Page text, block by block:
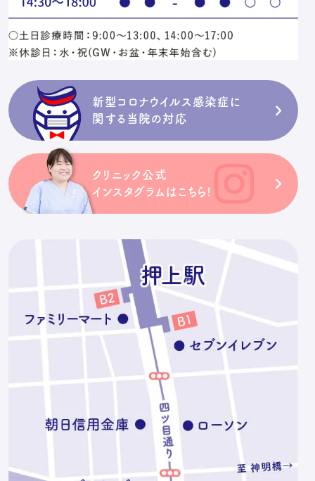
新型コロナウイルス感染症に
関する当院の対応
クリニック公式
インスタグラムはこちら!